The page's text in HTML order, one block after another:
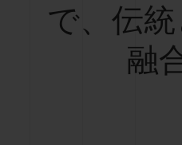
で、伝
融